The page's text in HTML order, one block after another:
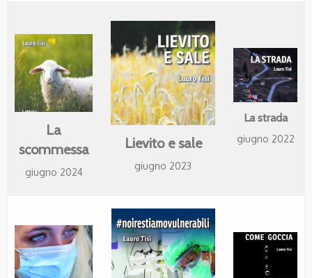
La
scommessa
giugno 2024
Lievito e sale
giugno 2023
La strada
giugno 2022